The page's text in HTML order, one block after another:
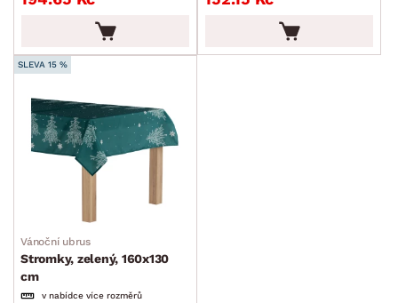
SLEVA 15 %
Vánoční ubrus
Stromky, zelený, 160x130
cm
v nabídce více rozměrů